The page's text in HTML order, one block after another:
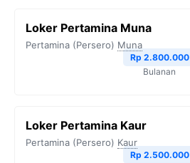
Loker Pertamina Muna
Pertamina (Persero) Muna
Rp 2.800.000
Bulanan
Loker Pertamina Kaur
Pertamina (Persero) Kaur
Rp 2.500.000